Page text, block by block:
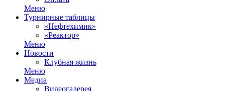
Меню
Турнирные таблицы
«Нефтехимик»
«Реактор»
Меню
Новости
Клубная жизнь
Меню
Медиа
Видеогалерея